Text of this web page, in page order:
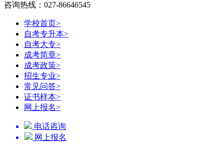
咨询热线：027-86646545
学校首页>
自考专升本>
自考大专>
成考简章>
成考政策>
招生专业>
常见问答>
证书样本>
网上报名>
电话咨询
网上报名